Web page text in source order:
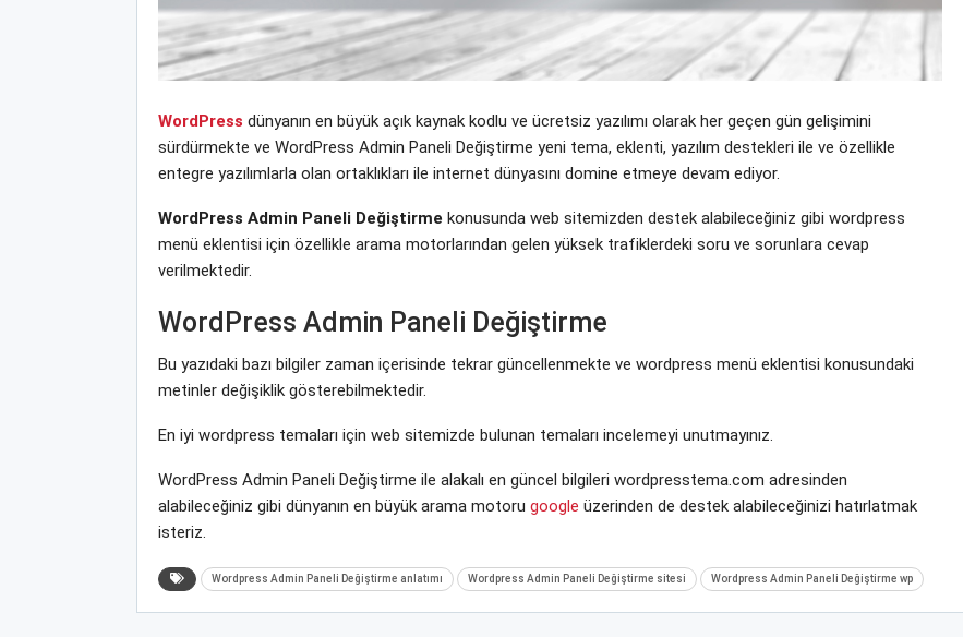
WordPress dünyanın en büyük açık kaynak kodlu ve ücretsiz yazılımı olarak her geçen gün gelişimini
sürdürmekte ve WordPress Admin Paneli Değiştirme yeni tema, eklenti, yazılım destekleri ile ve özellikle
entegre yazılımlarla olan ortaklıkları ile internet dünyasını domine etmeye devam ediyor.
WordPress Admin Paneli Değiştirme konusunda web sitemizden destek alabileceğiniz gibi wordpress
menü eklentisi için özellikle arama motorlarından gelen yüksek trafiklerdeki soru ve sorunlara cevap
verilmektedir.
WordPress Admin Paneli Değiştirme
Bu yazıdaki bazı bilgiler zaman içerisinde tekrar güncellenmekte ve wordpress menü eklentisi konusundaki
metinler değişiklik gösterebilmektedir.
En iyi wordpress temaları için web sitemizde bulunan temaları incelemeyi unutmayınız.
WordPress Admin Paneli Değiştirme ile alakalı en güncel bilgileri wordpresstema.com adresinden
alabileceğiniz gibi dünyanın en büyük arama motoru google üzerinden de destek alabileceğinizi hatırlatmak
isteriz.
Wordpress Admin Paneli Değiştirme anlatımı Wordpress Admin Paneli Değiştirme sitesi Wordpress Admin Paneli Değiştirme wp